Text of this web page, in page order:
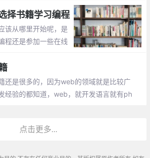
择书籍学习编程
该从哪里开始呢，是
程还是参加一些在线
结合，多尝试不同
快就可以了解哪种才
还是很多的，因为web的领域就是比较广
经验的都知道，web，就开发语言就有ph
点击更多...